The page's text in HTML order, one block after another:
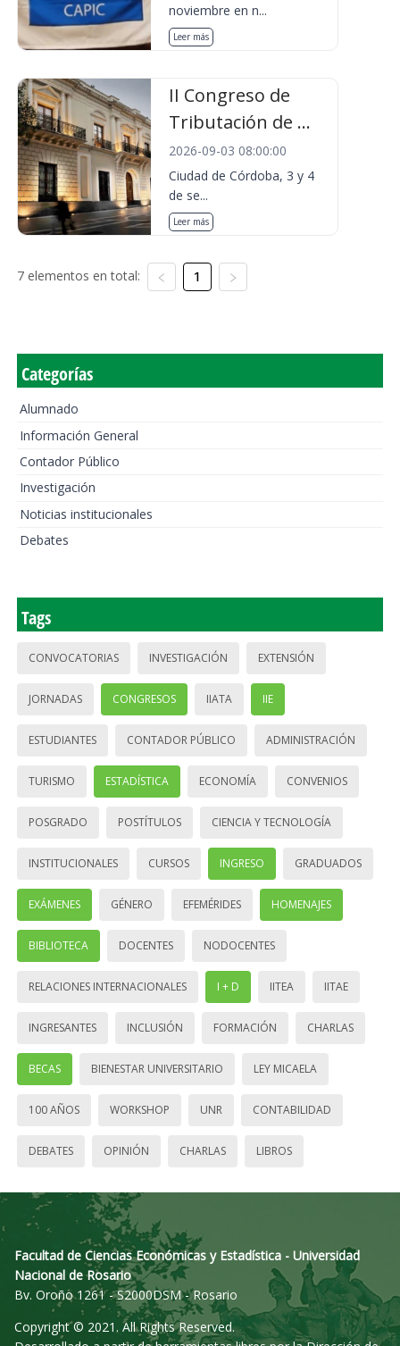
noviembre en n...
Leer más
II Congreso de
Tributación de ...
2026-09-03 08:00:00
Ciudad de Córdoba, 3 y 4
de se...
Leer más
7 elementos en total: 1
Categorías
Alumnado
Información General
Contador Público
Investigación
Noticias institucionales
Debates
Tags
CONVOCATORIAS INVESTIGACIÓN EXTENSIÓN
JORNADAS CONGRESOS IIATA IIE
ESTUDIANTES CONTADOR PÚBLICO ADMINISTRACIÓN
TURISMO ESTADÍSTICA ECONOMÍA CONVENIOS
POSGRADO POSTÍTULOS CIENCIA Y TECNOLOGÍA
INSTITUCIONALES CURSOS INGRESO GRADUADOS
EXÁMENES GÉNERO EFEMÉRIDES HOMENAJES
BIBLIOTECA DOCENTES NODOCENTES
RELACIONES INTERNACIONALES I + D IITEA IITAE
INGRESANTES INCLUSIÓN FORMACIÓN CHARLAS
BECAS BIENESTAR UNIVERSITARIO LEY MICAELA
100 AÑOS WORKSHOP UNR CONTABILIDAD
DEBATES OPINIÓN CHARLAS LIBROS
Facultad de Ciencias Económicas y Estadística - Universidad
Nacional de Rosario
Bv. Oroño 1261 - S2000DSM - Rosario
Copyright © 2021. All Rights Reserved.